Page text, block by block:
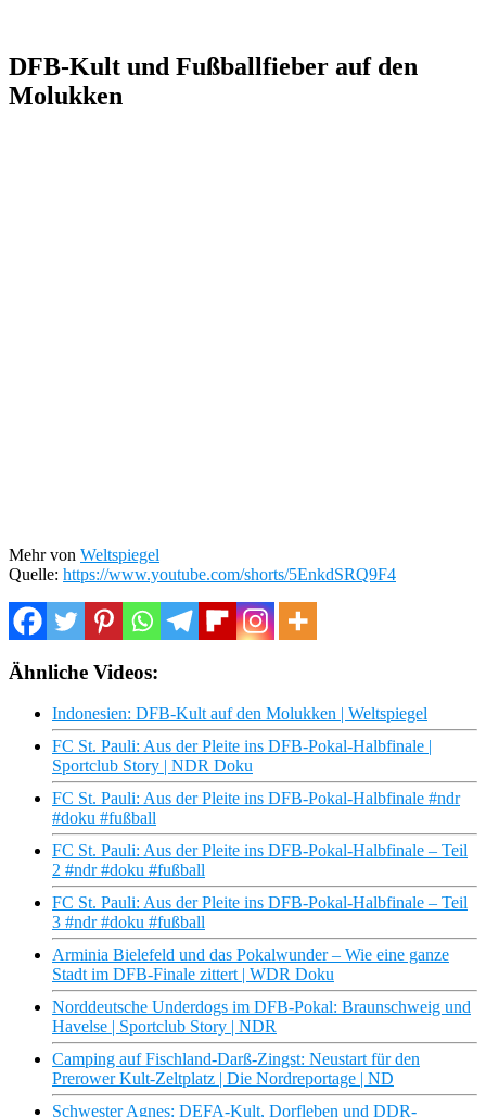
DFB-Kult und Fußballfieber auf den
Molukken
Mehr von Weltspiegel
Quelle: https://www.youtube.com/shorts/5EnkdSRQ9F4
Ähnliche Videos:
Indonesien: DFB-Kult auf den Molukken | Weltspiegel
FC St. Pauli: Aus der Pleite ins DFB-Pokal-Halbfinale |
Sportclub Story | NDR Doku
FC St. Pauli: Aus der Pleite ins DFB-Pokal-Halbfinale #ndr
#doku #fußball
FC St. Pauli: Aus der Pleite ins DFB-Pokal-Halbfinale – Teil
2 #ndr #doku #fußball
FC St. Pauli: Aus der Pleite ins DFB-Pokal-Halbfinale – Teil
3 #ndr #doku #fußball
Arminia Bielefeld und das Pokalwunder – Wie eine ganze
Stadt im DFB-Finale zittert | WDR Doku
Norddeutsche Underdogs im DFB-Pokal: Braunschweig und
Havelse | Sportclub Story | NDR
Camping auf Fischland-Darß-Zingst: Neustart für den
Prerower Kult-Zeltplatz | Die Nordreportage | ND
Schwester Agnes: DEFA-Kult, Dorfleben und DDR-